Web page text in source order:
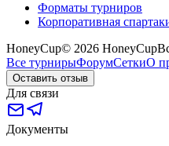
Форматы турниров
Корпоративная
HoneyCup© 2026 HoneyCup
Все турнирыФорумСеткиО
Оставить отзыв
Для связи
Документы